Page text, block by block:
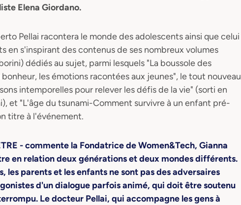
Elena Giordano.
Pellai racontera le monde des adolescents ainsi que celui
en s'inspirant des contenus de ses nombreux volumes
dédiés au sujet, parmi lesquels "La boussole des
les émotions racontées aux jeunes", le tout nouveau
intemporelles pour relever les défis de la vie" (sorti en
et "L'âge du tsunami-Comment survivre à un enfant pré-
titre à l'événement.
- commente la Fondatrice de Women&Tech, Gianna
en relation deux générations et deux mondes différents.
les parents et les enfants ne sont pas des adversaires
d'un dialogue parfois animé, qui doit être soutenu
Le docteur Pellai, qui accompagne les gens à